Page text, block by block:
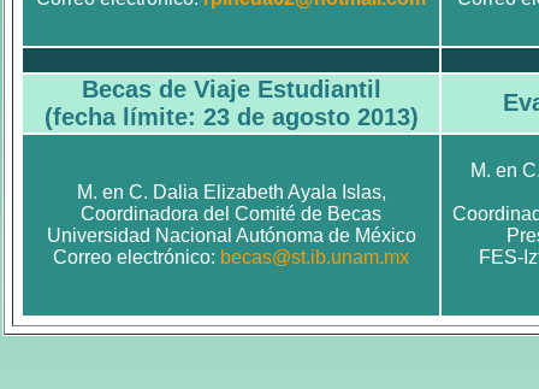
Becas de Viaje Estudiantil
(fecha límite: 23 de agosto 2013)
M. en C. Dalia Elizabeth Ayala Islas,
Coordinadora del Comité de Becas
Universidad Nacional Autónoma de México
Correo electrónico: becas@st.ib.unam.mx
M. en
FES-